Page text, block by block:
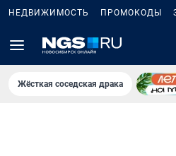
НЕДВИЖИМОСТЬ ПРОМОКОДЫ
Жёсткая соседская драка